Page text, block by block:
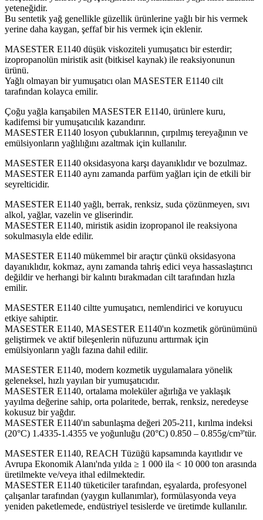
yeteneğidir.
Bu sentetik yağ genellikle güzellik ürünlerine yağlı bir his vermek
yerine daha kaygan, şeffaf bir his vermek için eklenir.
MASESTER E1140 düşük viskoziteli yumuşatıcı bir esterdir;
izopropanolün miristik asit (bitkisel kaynak) ile reaksiyonunun
ürünü.
Yağlı olmayan bir yumuşatıcı olan MASESTER E1140 cilt
tarafından kolayca emilir.
Çoğu yağla karışabilen MASESTER E1140, ürünlere kuru,
kadifemsi bir yumuşatıcılık kazandırır.
MASESTER E1140 losyon çubuklarının, çırpılmış tereyağının ve
emülsiyonların yağlılığını azaltmak için kullanılır.
MASESTER E1140 oksidasyona karşı dayanıklıdır ve bozulmaz.
MASESTER E1140 aynı zamanda parfüm yağları için de etkili bir
seyrelticidir.
MASESTER E1140 yağlı, berrak, renksiz, suda çözünmeyen, sıvı
alkol, yağlar, vazelin ve gliserindir.
MASESTER E1140, miristik asidin izopropanol ile reaksiyona
sokulmasıyla elde edilir.
MASESTER E1140 mükemmel bir araçtır çünkü oksidasyona
dayanıklıdır, kokmaz, aynı zamanda tahriş edici veya hassaslaştırıcı
değildir ve herhangi bir kalıntı bırakmadan cilt tarafından hızla
emilir.
MASESTER E1140 ciltte yumuşatıcı, nemlendirici ve koruyucu
etkiye sahiptir.
MASESTER E1140, MASESTER E1140'ın kozmetik görünümünü
geliştirmek ve aktif bileşenlerin nüfuzunu arttırmak için
emülsiyonların yağlı fazına dahil edilir.
MASESTER E1140, modern kozmetik uygulamalara yönelik
geleneksel, hızlı yayılan bir yumuşatıcıdır.
MASESTER E1140, ortalama moleküler ağırlığa ve yaklaşık
yayılma değerine sahip, orta polaritede, berrak, renksiz, neredeyse
kokusuz bir yağdır.
MASESTER E1140'ın sabunlaşma değeri 205-211, kırılma indeksi
(20°C) 1.4335-1.4355 ve yoğunluğu (20°C) 0.850 – 0.855g/cm³'tür.
MASESTER E1140, REACH Tüzüğü kapsamında kayıtlıdır ve
Avrupa Ekonomik Alanı'nda yılda ≥ 1 000 ila < 10 000 ton arasında
üretilmekte ve/veya ithal edilmektedir.
MASESTER E1140 tüketiciler tarafından, eşyalarda, profesyonel
çalışanlar tarafından (yaygın kullanımlar), formülasyonda veya
yeniden paketlemede, endüstriyel tesislerde ve üretimde kullanılır.